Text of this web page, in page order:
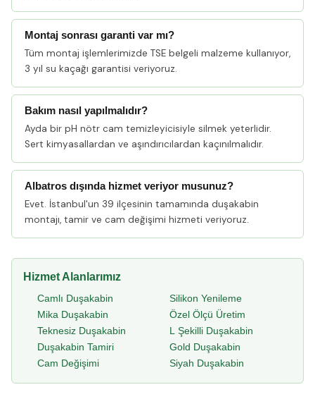
Montaj sonrası garanti var mı?
Tüm montaj işlemlerimizde TSE belgeli malzeme kullanıyor,
3 yıl su kaçağı garantisi veriyoruz.
Bakım nasıl yapılmalıdır?
Ayda bir pH nötr cam temizleyicisiyle silmek yeterlidir.
Sert kimyasallardan ve aşındırıcılardan kaçınılmalıdır.
Albatros dışında hizmet veriyor musunuz?
Evet. İstanbul'un 39 ilçesinin tamamında duşakabin
montajı, tamir ve cam değişimi hizmeti veriyoruz.
Hizmet Alanlarımız
Camlı Duşakabin
Mika Duşakabin
Teknesiz Duşakabin
Duşakabin Tamiri
Cam Değişimi
Silikon Yenileme
Özel Ölçü Üretim
L Şekilli Duşakabin
Gold Duşakabin
Siyah Duşakabin